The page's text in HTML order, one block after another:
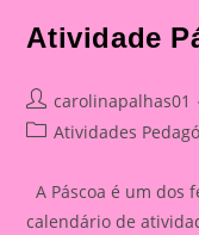
Atividade
Post
author:
carolinapalhas01
PostAtividades
A Páscoa é um dos
calendário de